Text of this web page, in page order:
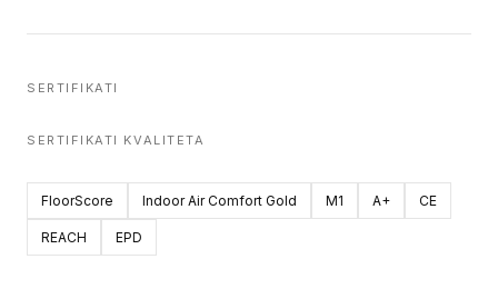
SERTIFIKATI
SERTIFIKATI KVALITETA
FloorScore Indoor Air Comfort Gold M1 A+ CE
REACH EPD